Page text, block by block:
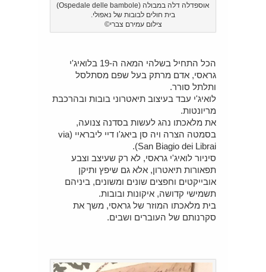
אוספדלה דלה במבולה (Ospedale delle bambole)
בית חולים לבובות של נאפולי.
צילום עמירם צברי©
הכל התחיל בשלהי המאה ה-19 בלואיג'י
גראסי, אדם מרתק בעל שפם מסתלסל
ותלתל סורר.
לואיג'י עבד בעיצוב תיאטרוני בובות ובהרכבת
מריונטות.
את מלאכתו נהג לעשות בסדנה צנועה,
בסמטה הצרה ויה סן ביאג'ו דיי ליבראיי (via
San Biagio dei Librai).
סיניור לואיג'י גראסי, לא רק שעיצב וצבע
תפאורות תיאטרון, אלא גם שיפץ ותיקן
אובייקטים וחפצים שונים ומשונים, ביניהם
תשמישי קדושה, איקונות ובובות.
בית מלאכתו המוזר של גראסי, משך את
סקרנותם של העוברים ושבים.